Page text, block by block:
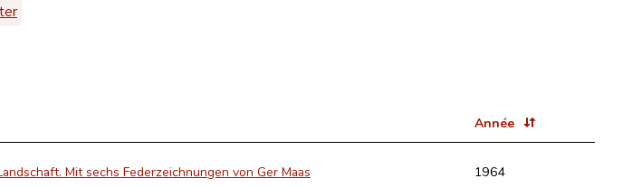
Année
Mit sechs Federzeichnungen von Ger Maas 1964